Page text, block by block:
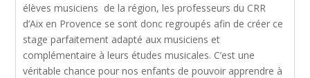
élèves musiciens de la région, les professeurs du CRR
d’Aix en Provence se sont donc regroupés afin de créer ce
stage parfaitement adapté aux musiciens et
complémentaire à leurs études musicales. C’est une
véritable chance pour nos enfants de pouvoir apprendre à